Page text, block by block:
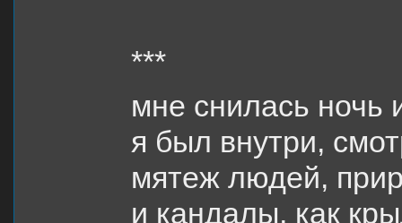
***
мне снилась ночь
я был внутри,
мятеж людей,
и кандалы, как